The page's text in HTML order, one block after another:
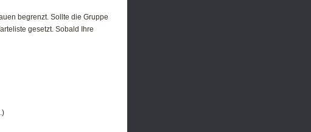
begrenzt. Sollte die Gruppe
gesetzt. Sobald Ihre